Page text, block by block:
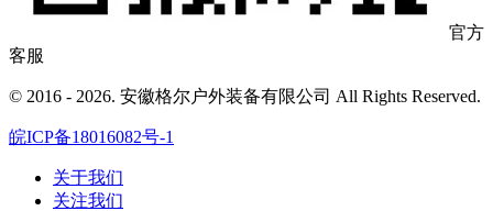
官方
客服
© 2016 - 2026. 安徽格尔户外装备有限公司 All Rights Reserved.
皖ICP备18016082号-1
关于我们
关注我们